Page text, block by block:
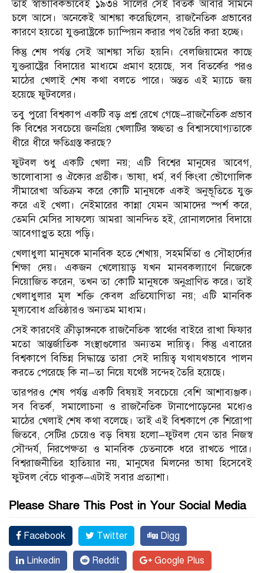
তাই স্বাভাবিকভাবেই ১৯৩৪ সালের সেই বিতর্ক আবার সামনে
চলে আসে। অনেকেই আশঙ্কা করেছিলেন, রাজনৈতিক প্রভাবের
কারণে হয়তো যুক্তরাষ্ট্রকে চ্যাম্পিয়ন করার পথ তৈরি করা হচ্ছে।
কিন্তু শেষ পর্যন্ত সেই আশঙ্কা সত্যি হয়নি। বেলজিয়ামের কাছে
যুক্তরাষ্ট্রের বিদায়ের মাধ্যমে প্রমাণ হয়েছে, সব বিতর্কের পরও
মাঠের খেলাই শেষ কথা বলতে পারে। অন্তত এই ম্যাচে জয়
হয়েছে ফুটবলের।
তবু পুরো বিশ্বকাপ একটি বড় প্রশ্ন রেখে গেছে—রাজনৈতিক প্রভাব
কি বিশ্বের সবচেয়ে জনপ্রিয় খেলাটির স্বচ্ছতা ও বিশ্বাসযোগ্যতাকে
ধীরে ধীরে ক্ষতিগ্রস্ত করছে?
ফুটবল শুধু একটি খেলা নয়; এটি বিশ্বের মানুষের আবেগ,
ভালোবাসা ও ঐক্যের প্রতীক। ভাষা, ধর্ম, বর্ণ কিংবা ভৌগোলিক
সীমারেখা অতিক্রম করে কোটি মানুষকে একই অনুভূতিতে যুক্ত
করে এই খেলা। নেইমারের কান্না যেমন আমাদের স্পর্শ করে,
তেমনি মেসির সাফল্যে আমরা আনন্দিত হই, রোনালদোর বিদায়ে
আবেগাপ্লুত হয়ে পড়ি।
খেলাধুলা মানুষকে মানবিক হতে শেখায়, সহমর্মিতা ও সৌহার্দ্যের
শিক্ষা দেয়। একজন খেলোয়াড় যখন মানবকল্যাণে নিজেকে
নিয়োজিত করেন, তখন তা কোটি মানুষকে অনুপ্রাণিত করে। তাই
খেলাধুলার মূল শক্তি কেবল প্রতিযোগিতা নয়; এটি মানবিক
মূল্যবোধ প্রতিষ্ঠারও অন্যতম মাধ্যম।
সেই কারণেই ক্রীড়াঙ্গনকে রাজনৈতিক স্বার্থের বাইরে রাখা ফিফার
মতো আন্তর্জাতিক সংস্থাগুলোর অন্যতম দায়িত্ব। কিন্তু এবারের
বিশ্বকাপে বিভিন্ন সিদ্ধান্তে তারা সেই দায়িত্ব যথাযথভাবে পালন
করতে পেরেছে কি না—তা নিয়ে যথেষ্ট সন্দেহ তৈরি হয়েছে।
তারপরও শেষ পর্যন্ত একটি বিষয়ই সবচেয়ে বেশি আশাব্যঞ্জক।
সব বিতর্ক, সমালোচনা ও রাজনৈতিক টানাপোড়েনের মধ্যেও
মাঠের খেলাই শেষ কথা বলেছে। তাই এই বিশ্বকাপে কে শিরোপা
জিতবে, সেটির চেয়েও বড় বিষয় হলো—ফুটবল যেন তার নিজস্ব
সৌন্দর্য, নিরপেক্ষতা ও মানবিক চেতনাকে ধরে রাখতে পারে।
বিশ্বরাজনীতির হাতিয়ার নয়, মানুষের মিলনের ভাষা হিসেবেই
ফুটবল বেঁচে থাকুক—এটাই সবার প্রত্যাশা।
Please Share This Post in Your Social Media
Facebook Twitter Digg
Linkedin Reddit Google Plus